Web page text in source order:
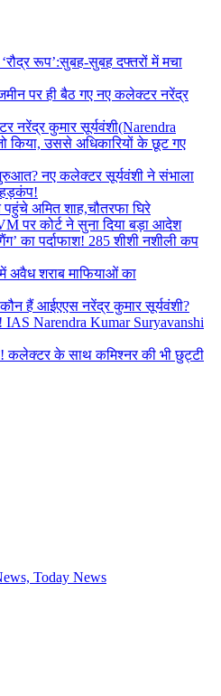
रूप’:सुबह-सुबह दफ्तरों में मचा
पर ही बैठ गए नए कलेक्टर नरेंद्र
नरेंद्र कुमार सूर्यवंशी(Narendra
किया, उससे अधिकारियों के छूट गए
नए कलेक्टर सूर्यवंशी ने संभाला
हड़कंप!
अमित शाह,चौतरफा घिरे
पर कोर्ट ने सुना दिया बड़ा आदेश
का पर्दाफाश! 285 शीशी नशीली कप
अवैध शराब माफियाओं का
हैं आईएएस नरेंद्र कुमार सूर्यवंशी?
Narendra Kumar Suryavanshi
कलेक्टर के साथ कमिश्नर की भी छुट्टी